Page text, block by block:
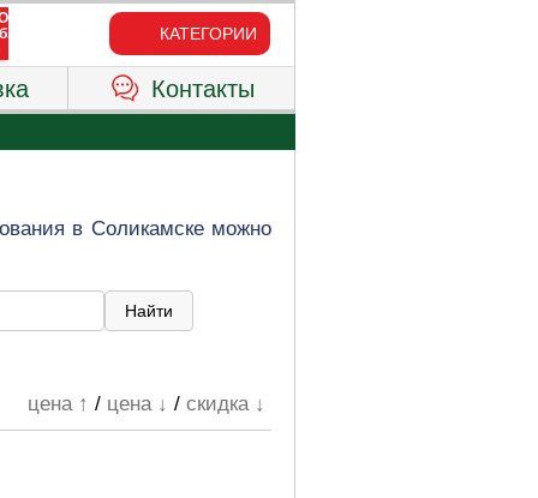
КАТЕГОРИИ
Контакты
в Соликамске можно
цена ↑ / цена ↓ /скидка ↓